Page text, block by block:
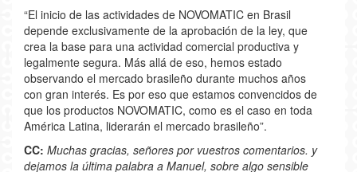
“El inicio de las actividades de NOVOMATIC en Brasil
depende exclusivamente de la aprobación de la ley, que
crea la base para una actividad comercial productiva y
legalmente segura. Más allá de eso, hemos estado
observando el mercado brasileño durante muchos años
con gran interés. Es por eso que estamos convencidos de
que los productos NOVOMATIC, como es el caso en toda
América Latina, liderarán el mercado brasileño”.
CC: Muchas gracias, señores por vuestros comentarios. y
dejamos la última palabra a Manuel, sobre algo sensible